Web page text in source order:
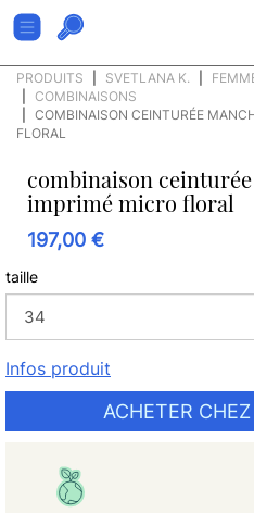
PRODUITS SVETLANA K.
COMBINAISONS
COMBINAISON CEINTURÉE
FLORAL
combinaison
imprimé micro floral
197,00 €
taille
Infos produit
ACHETER